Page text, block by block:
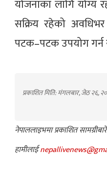
योजनाका लागि योग्य
सक्रिय रहेको
पटक–पटक उपयोग
प्रकाशित मिति: मंगलबार, जेठ २६,
नेपाललाइभमा प्रकाशित
हामीलाई